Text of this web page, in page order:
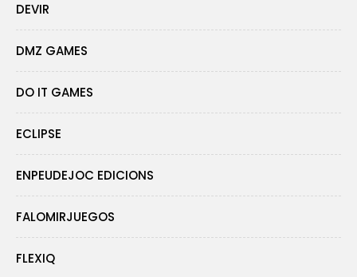
DEVIR
DMZ GAMES
DO IT GAMES
ECLIPSE
ENPEUDEJOC EDICIONS
FALOMIRJUEGOS
FLEXIQ